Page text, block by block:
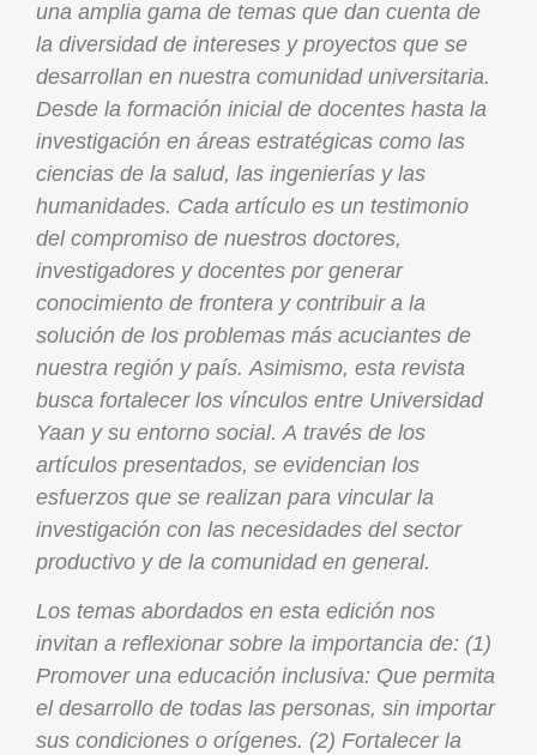
una amplia gama de temas que dan cuenta de
la diversidad de intereses y proyectos que se
desarrollan en nuestra comunidad universitaria.
Desde la formación inicial de docentes hasta la
investigación en áreas estratégicas como las
ciencias de la salud, las ingenierías y las
humanidades. Cada artículo es un testimonio
del compromiso de nuestros doctores,
investigadores y docentes por generar
conocimiento de frontera y contribuir a la
solución de los problemas más acuciantes de
nuestra región y país. Asimismo, esta revista
busca fortalecer los vínculos entre Universidad
Yaan y su entorno social. A través de los
artículos presentados, se evidencian los
esfuerzos que se realizan para vincular la
investigación con las necesidades del sector
productivo y de la comunidad en general.
Los temas abordados en esta edición nos
invitan a reflexionar sobre la importancia de: (1)
Promover una educación inclusiva: Que permita
el desarrollo de todas las personas, sin importar
sus condiciones o orígenes. (2) Fortalecer la